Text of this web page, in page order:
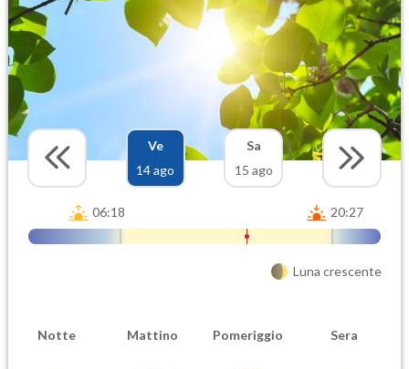
Ve
14 ago
Sa
15 ago
06:18 20:27
Luna crescente
Notte Mattino Pomeriggio Sera